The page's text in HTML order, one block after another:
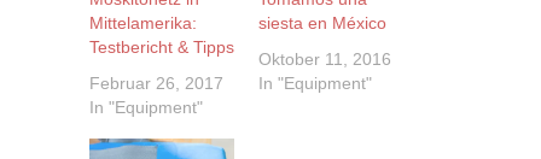
Mittelamerika:
Testbericht & Tipps
Februar 26, 2017
In "Equipment"
siesta en México
Oktober 11, 2016
In "Equipment"